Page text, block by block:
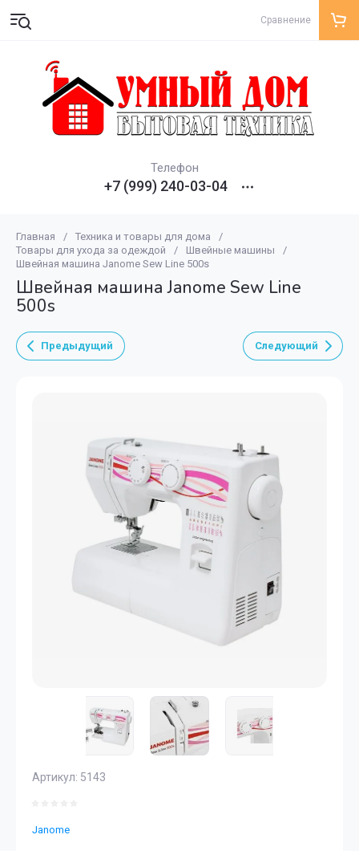
Телефон
+7 (999) 240-03-04
Сравнение
Главная / Техника и товары для дома
/
Товары для ухода за одеждой
/ Швейные машины
/
Швейная машина Janome Sew Line 500s
Швейная машина Janome Sew Line
500s
Предыдущий Следующий
Артикул: 5143
Janome